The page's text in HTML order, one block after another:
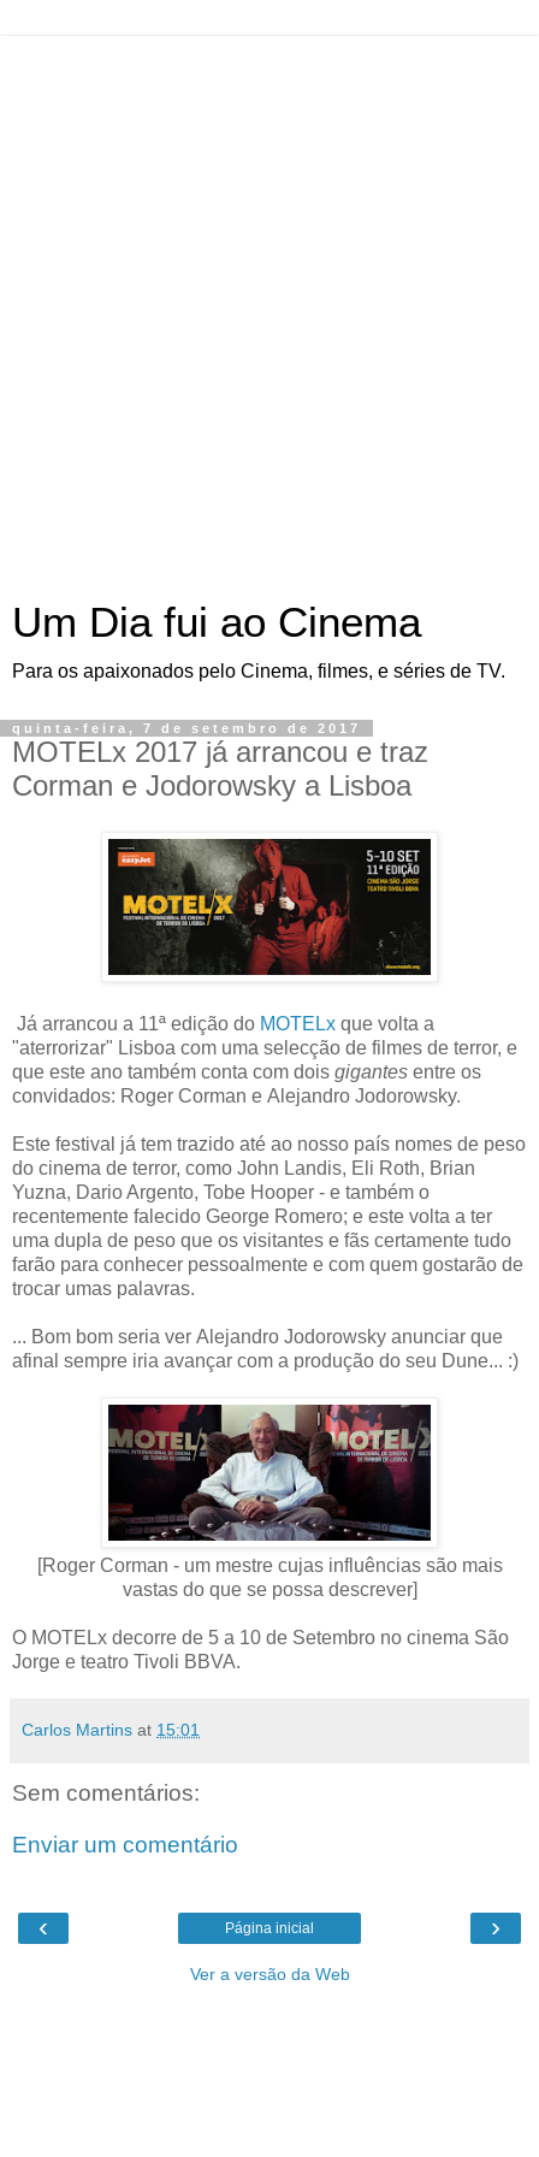
Um Dia fui ao Cinema
Para os apaixonados pelo Cinema, filmes, e séries de TV.
quinta-feira, 7 de setembro de 2017
MOTELx 2017 já arrancou e traz
Corman e Jodorowsky a Lisboa
Já arrancou a 11ª edição do MOTELx que volta a
"aterrorizar" Lisboa com uma selecção de filmes de terror, e
que este ano também conta com dois gigantes entre os
convidados: Roger Corman e Alejandro Jodorowsky.
Este festival já tem trazido até ao nosso país nomes de peso
do cinema de terror, como John Landis, Eli Roth, Brian
Yuzna, Dario Argento, Tobe Hooper - e também o
recentemente falecido George Romero; e este volta a ter
uma dupla de peso que os visitantes e fãs certamente tudo
farão para conhecer pessoalmente e com quem gostarão de
trocar umas palavras.
... Bom bom seria ver Alejandro Jodorowsky anunciar que
afinal sempre iria avançar com a produção do seu Dune... :)
[Roger Corman - um mestre cujas influências são mais
vastas do que se possa descrever]
O MOTELx decorre de 5 a 10 de Setembro no cinema São
Jorge e teatro Tivoli BBVA.
Carlos Martins at 15:01
Sem comentários:
Enviar um comentário
‹ ›
Página inicial
Ver a versão da Web